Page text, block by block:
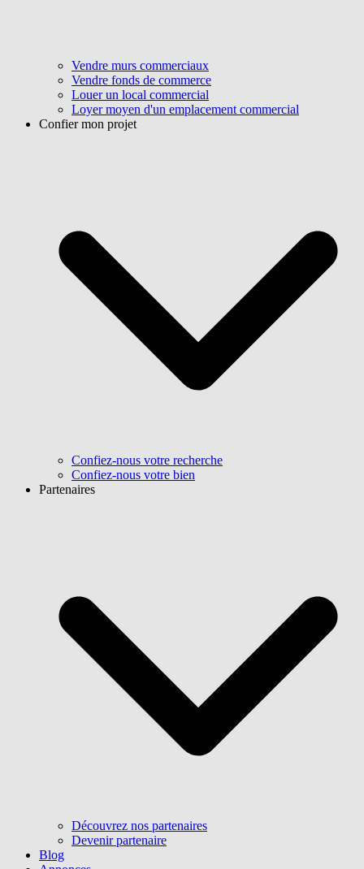
Vendre murs commerciaux
Vendre fonds de commerce
Louer un local commercial
Loyer moyen d'un emplacement commercial
Confier mon projet
Confiez-nous votre recherche
Confiez-nous votre bien
Partenaires
Découvrez nos partenaires
Devenir partenaire
Blog